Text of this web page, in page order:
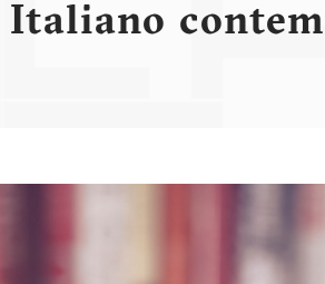
Italiano